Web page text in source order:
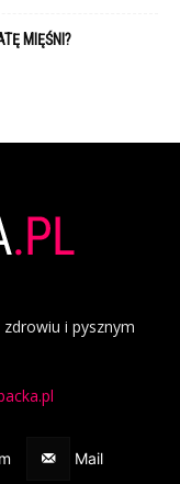
MIĘŚNI?
i pysznym
Mail